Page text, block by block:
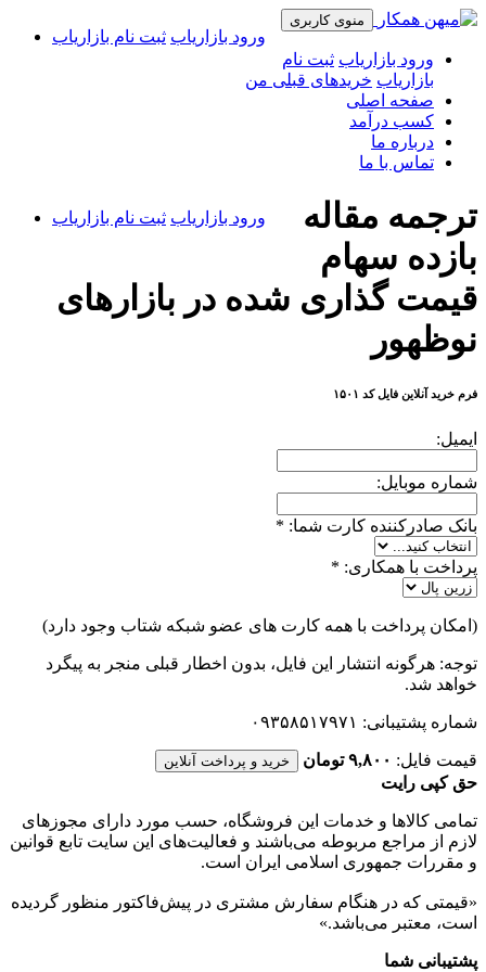
منوی کاربری
ورود بازاریاب ثبت نام بازاریاب
ورود بازاریاب ثبت نام
بازاریاب خریدهای قبلی من
صفحه اصلی
کسب درآمد
درباره ما
تماس با ما
ورود بازاریاب ثبت نام بازاریاب
ترجمه مقاله
بازده سهام
قیمت گذاری شده در بازارهای
نوظهور
فرم خرید آنلاین فایل کد ۱۵۰۱
ایمیل:
شماره موبایل:
بانک صادرکننده کارت شما: *
پرداخت با همکاری: *
(امکان پرداخت با همه کارت های عضو شبکه شتاب وجود دارد)
توجه: هرگونه انتشار این فایل، بدون اخطار قبلی منجر به پیگرد
خواهد شد.
شماره پشتیبانی: ۰۹۳۵۸۵۱۷۹۷۱
قیمت فایل: ۹,۸۰۰ تومان خرید و پرداخت آنلاین
حق کپی رایت
تمامی كالاها و خدمات اين فروشگاه، حسب مورد دارای مجوزهای
لازم از مراجع مربوطه می‌باشند و فعاليت‌های اين سايت تابع قوانين
و مقررات جمهوری اسلامی ايران است.
«قیمتی که در هنگام سفارش مشتری در پیش‌­فاکتور منظور گرديده
است، معتبر می‌باشد.»
پشتیبانی شما